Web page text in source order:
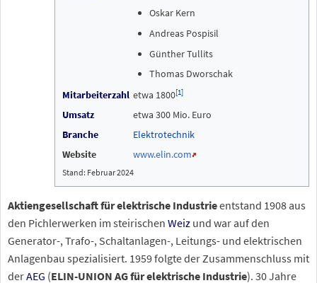
Oskar Kern
Andreas Pospisil
Günther Tullits
Thomas Dworschak
Mitarbeiterzahl etwa 1800[1]
Umsatz
etwa 300 Mio. Euro
Branche
Elektrotechnik
Website
www.elin.com
Stand: Februar 2024
Aktiengesellschaft für elektrische Industrieentstand 1908 aus
den Pichlerwerken im steirischen Weiz und war auf den
Generator-, Trafo-, Schaltanlagen-, Leitungs- und elektrischen
Anlagenbau spezialisiert. 1959folgte der Zusammenschluss mit
derAEG (ELIN-UNION AG für elektrische Industrie). 30Jahre